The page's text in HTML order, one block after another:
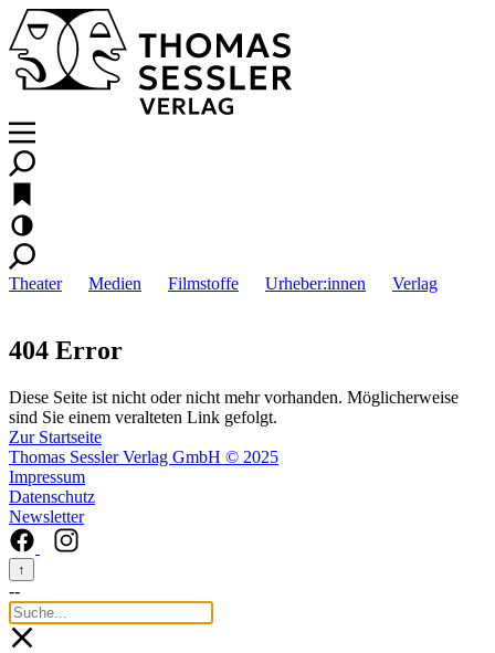
Theater Medien Filmstoffe Urheber:innen Verlag
404 Error
Diese Seite ist nicht oder nicht mehr vorhanden. Möglicherweise
sind Sie einem veralteten Link gefolgt.
Zur Startseite
Thomas Sessler Verlag GmbH © 2025
Impressum
Datenschutz
Newsletter
↑
--